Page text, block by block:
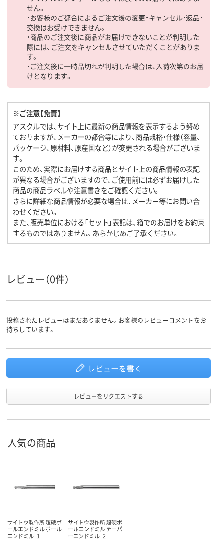
せん。
・お客様のご都合によるご注文後の変更・キャンセル・返品・
交換はお受けできません。
・商品のご注文後に商品がお届けできないことが判明した
際には、ご注文をキャンセルさせていただくことがありま
す。
・ご注文後に一時品切れが判明した場合は、入荷次第のお届
けとなります。
※ご注意【免責】
アスクルでは、サイト上に最新の商品情報を表示するよう努め
ておりますが、メーカーの都合等により、商品規格・仕様（容量、
パッケージ、原材料、原産国など）が変更される場合がございま
す。
このため、実際にお届けする商品とサイト上の商品情報の表記
が異なる場合がございますので、ご使用前には必ずお届けした
商品の商品ラベルや注意書きをご確認ください。
さらに詳細な商品情報が必要な場合は、メーカー等にお問い合
わせください。
また、販売単位における「セット」表記は、箱でのお届けをお約束
するものではありません。あらかじめご了承ください。
レビュー（0件）
投稿されたレビューはまだありません。お客様のレビューコメントをお
待ちしています。
レビューを書く
レビューをリクエストする
人気の商品
サイトウ製作所 超硬ボ
ールエンドミル ボール
エンドミル_1
サイトウ製作所 超硬ボ
ールエンドミル テーパ
ーエンドミル_2